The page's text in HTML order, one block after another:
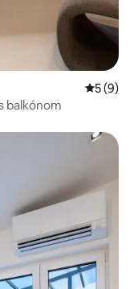
5 (9)
balkónom